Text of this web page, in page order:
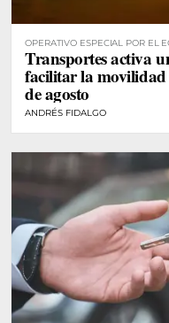
OPERATIVO ESPECIAL POR EL
Transportes activa
facilitar la movilidad
de agosto
ANDRÉS FIDALGO